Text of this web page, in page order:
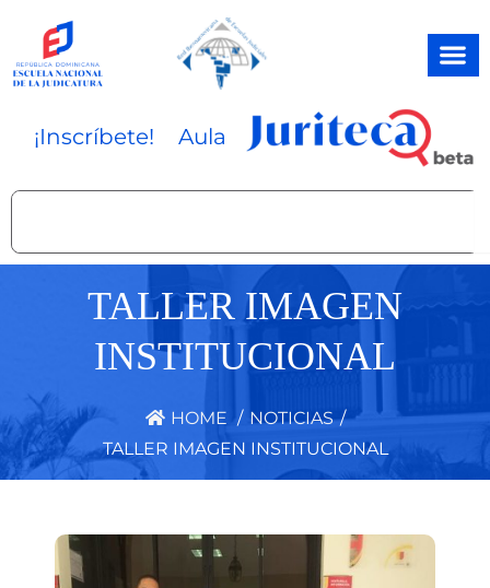
contenido
¡Inscríbete! Aula
Search
TALLER IMAGEN
INSTITUCIONAL
HOME / NOTICIAS /
TALLER IMAGEN INSTITUCIONAL